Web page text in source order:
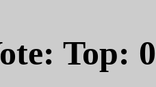
Top: 0